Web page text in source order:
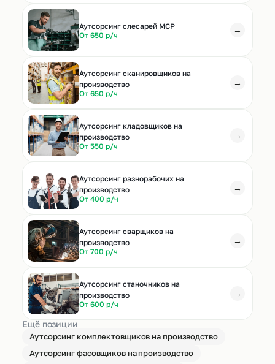
Аутсорсинг слесарей МСР
От 650 р/ч
→
Аутсорсинг сканировщиков на
производство
От 650 р/ч
→
Аутсорсинг кладовщиков на
производство
От 550 р/ч
→
Аутсорсинг разнорабочих на
производство
От 400 р/ч
→
Аутсорсинг сварщиков на
производство
От 700 р/ч
→
Аутсорсинг станочников на
производство
От 600 р/ч
→
Ещё позиции
Аутсорсинг комплектовщиков на производство
Аутсорсинг фасовщиков на производство